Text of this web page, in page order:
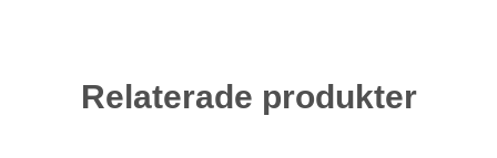
Relaterade produkter